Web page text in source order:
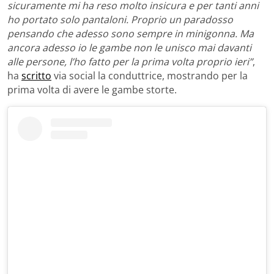
sicuramente mi ha reso molto insicura e per tanti anni
ho portato solo pantaloni. Proprio un paradosso
pensando che adesso sono sempre in minigonna. Ma
ancora adesso io le gambe non le unisco mai davanti
alle persone, l’ho fatto per la prima volta proprio ieri”,
ha scritto via social la conduttrice, mostrando per la
prima volta di avere le gambe storte.